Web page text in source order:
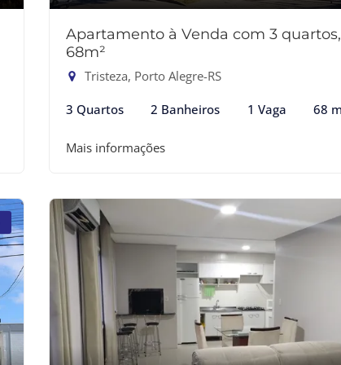
Apartamento à Venda com 3 quartos,
68m²
Tristeza, Porto Alegre-RS
3 Quartos 2 Banheiros 1 Vaga 68
Mais informações